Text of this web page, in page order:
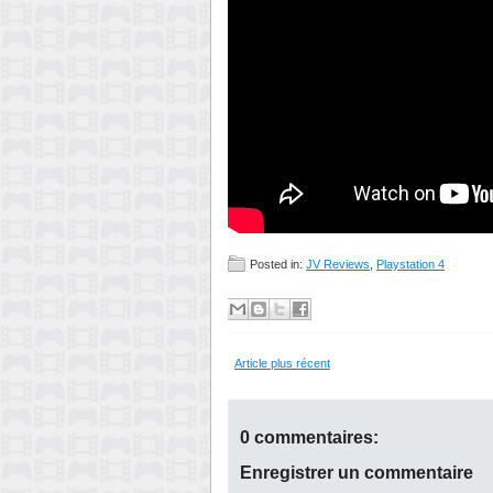
Posted in: JV Reviews Playstation 4
Article plus récent
0 commentaires:
Enregistrer un commentaire